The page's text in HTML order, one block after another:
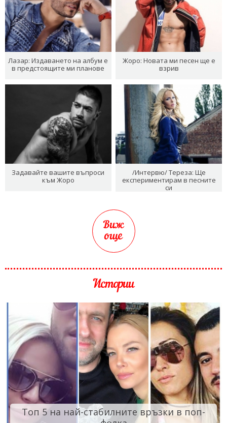
Лазар: Издаването на албум е
в предстоящите ми планове
Жоро: Новата ми песен ще е
взрив
Задавайте вашите въпроси
към Жоро
/Интервю/ Тереза: Ще
експериментирам в песните
си
Виж
още
Истории
Топ 5 на най-стабилните връзки в поп-